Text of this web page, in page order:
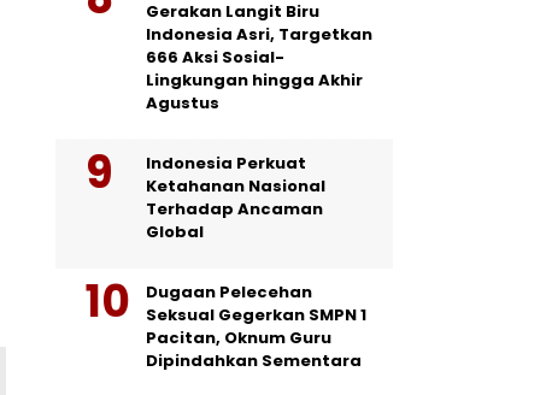
Gerakan Langit Biru
Indonesia Asri, Targetkan
666 Aksi Sosial-
Lingkungan hingga Akhir
Agustus
Indonesia Perkuat
Ketahanan Nasional
Terhadap Ancaman
Global
Dugaan Pelecehan
Seksual Gegerkan SMPN 1
Pacitan, Oknum Guru
Dipindahkan Sementara